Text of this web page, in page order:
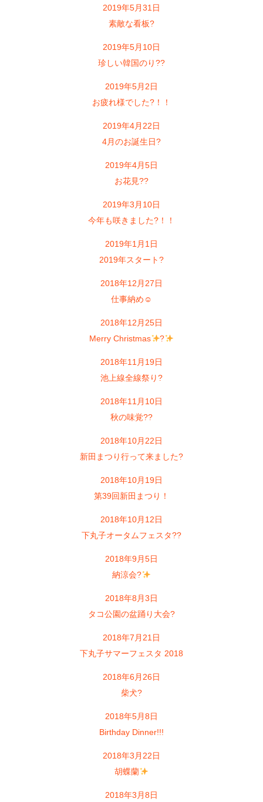
2019年5月31日
素敵な看板?
2019年5月10日
珍しい韓国のり??
2019年5月2日
お疲れ様でした?！！
2019年4月22日
4月のお誕生日?
2019年4月5日
お花見??
2019年3月10日
今年も咲きました?！！
2019年1月1日
2019年スタート?
2018年12月27日
仕事納め☺
2018年12月25日
Merry Christmas
?
2018年11月19日
池上線全線祭り?
2018年11月10日
秋の味覚??
2018年10月22日
新田まつり行って来ました?
2018年10月19日
第39回新田まつり！
2018年10月12日
下丸子オータムフェスタ??
2018年9月5日
納涼会?
2018年8月3日
タコ公園の盆踊り大会?
2018年7月21日
下丸子サマーフェスタ 2018
2018年6月26日
柴犬?
2018年5月8日
Birthday Dinner!!!
2018年3月22日
胡蝶蘭
2018年3月8日